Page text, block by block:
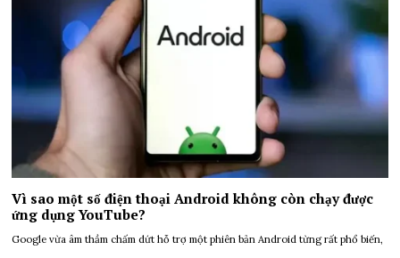
Vì sao một số điện thoại Android không còn chạy được
ứng dụng YouTube?
Google vừa âm thầm chấm dứt hỗ trợ một phiên bản Android từng rất phổ biến,